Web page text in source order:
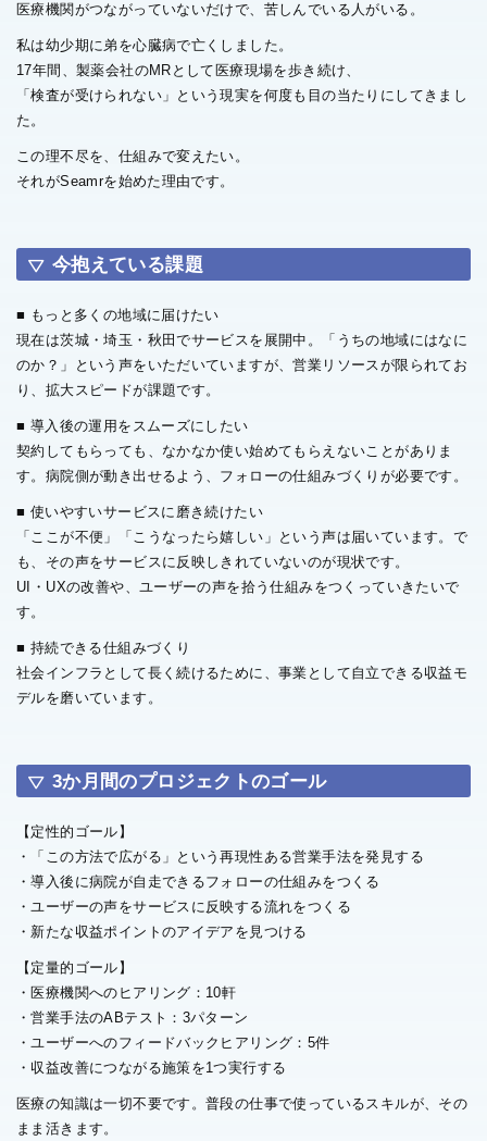
医療機関がつながっていないだけで、苦しんでいる人がいる。
私は幼少期に弟を心臓病で亡くしました。
17年間、製薬会社のMRとして医療現場を歩き続け、
「検査が受けられない」という現実を何度も目の当たりにしてきまし
た。
この理不尽を、仕組みで変えたい。
それがSeamrを始めた理由です。
今抱えている課題
■ もっと多くの地域に届けたい
現在は茨城・埼玉・秋田でサービスを展開中。「うちの地域にはなに
のか？」という声をいただいていますが、営業リソースが限られてお
り、拡大スピードが課題です。
■ 導入後の運用をスムーズにしたい
契約してもらっても、なかなか使い始めてもらえないことがありま
す。病院側が動き出せるよう、フォローの仕組みづくりが必要です。
■ 使いやすいサービスに磨き続けたい
「ここが不便」「こうなったら嬉しい」という声は届いています。で
も、その声をサービスに反映しきれていないのが現状です。
UI・UXの改善や、ユーザーの声を拾う仕組みをつくっていきたいで
す。
■ 持続できる仕組みづくり
社会インフラとして長く続けるために、事業として自立できる収益モ
デルを磨いています。
3か月間のプロジェクトのゴール
【定性的ゴール】
・「この方法で広がる」という再現性ある営業手法を発見する
・導入後に病院が自走できるフォローの仕組みをつくる
・ユーザーの声をサービスに反映する流れをつくる
・新たな収益ポイントのアイデアを見つける
【定量的ゴール】
・医療機関へのヒアリング：10軒
・営業手法のABテスト：3パターン
・ユーザーへのフィードバックヒアリング：5件
・収益改善につながる施策を1つ実行する
医療の知識は一切不要です。普段の仕事で使っているスキルが、その
まま活きます。